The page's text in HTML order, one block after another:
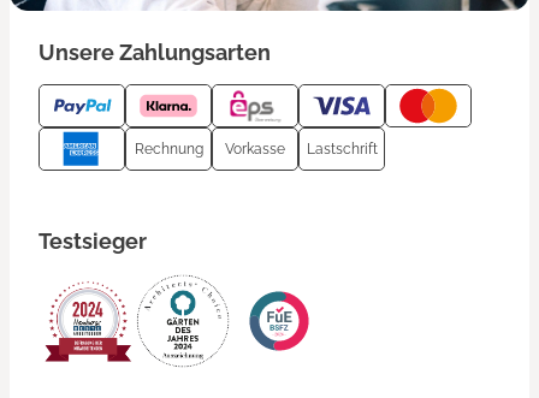
Unsere Zahlungsarten
Rechnung Vorkasse Lastschrift
Testsieger